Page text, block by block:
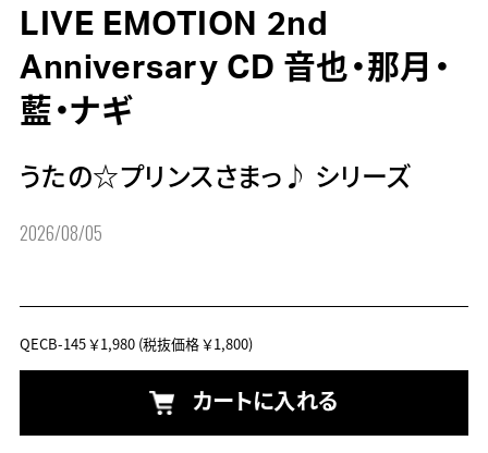
LIVE EMOTION 2nd
Anniversary CD 音也・那月・
藍・ナギ
うたの☆プリンスさまっ♪ シリーズ
2026/08/05
QECB-145￥1,980(税抜価格 ￥1,800)
カートに入れる